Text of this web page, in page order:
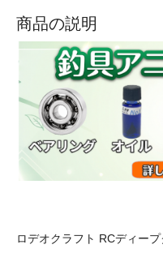
商品の説明
ロデオクラフト RCディー